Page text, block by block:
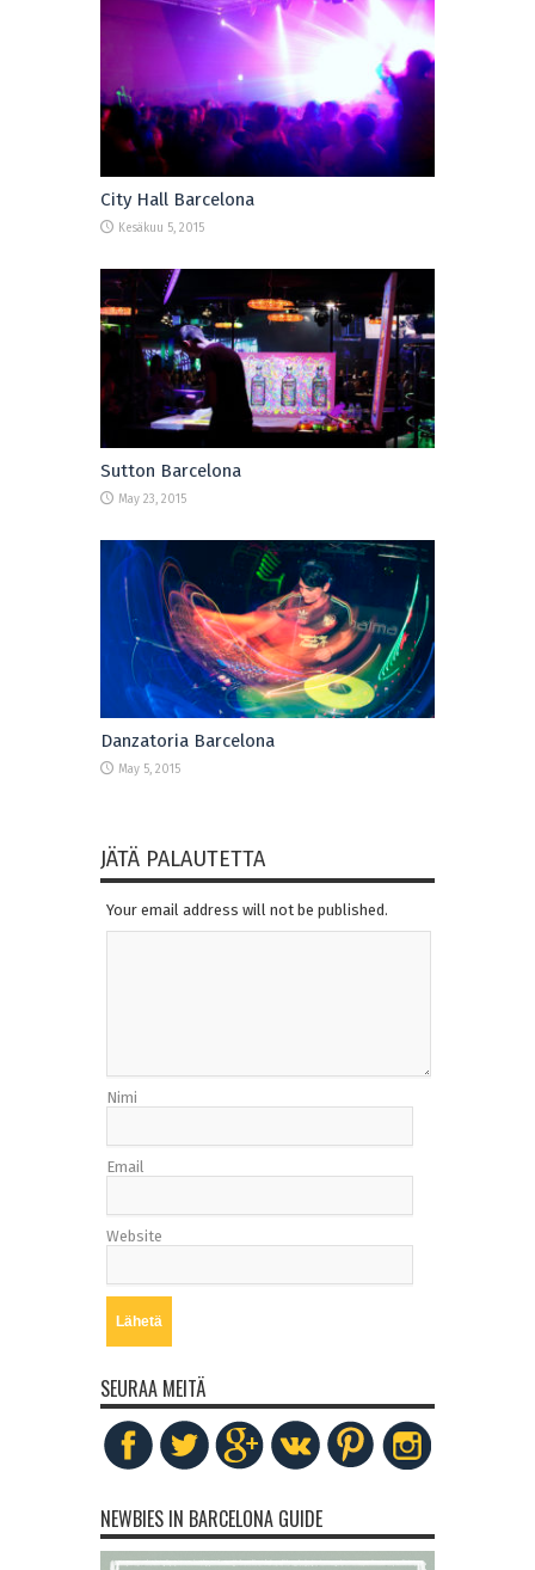
City Hall Barcelona
Kesäkuu 5, 2015
Sutton Barcelona
May 23, 2015
Danzatoria Barcelona
May 5, 2015
JÄTÄ PALAUTETTA
Your email address will not be published.
Nimi
Email
Website
SEURAA MEITÄ
NEWBIES IN BARCELONA GUIDE